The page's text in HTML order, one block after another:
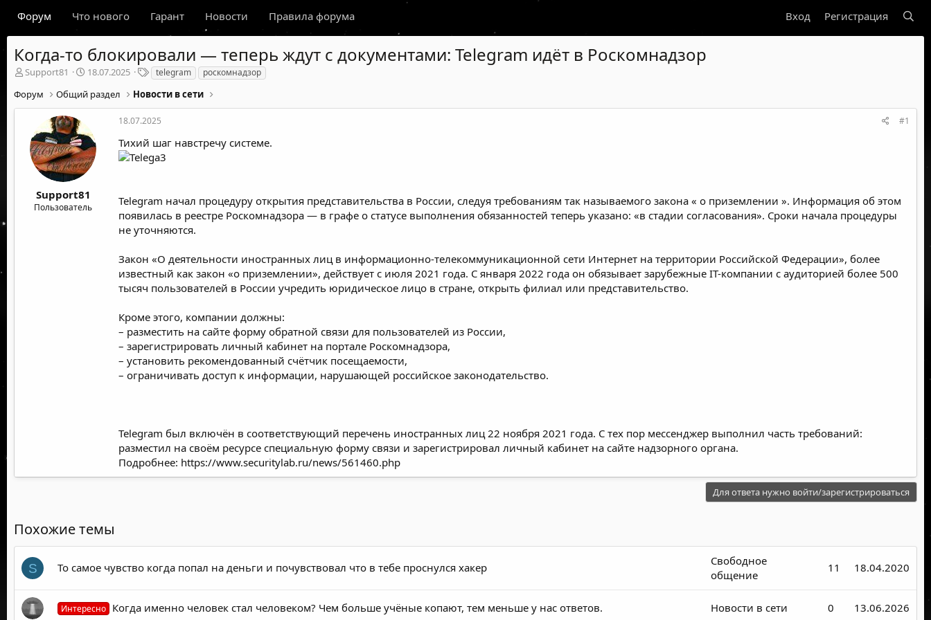
Форум Что нового Гарант Новости Правила форума Вход Регистрация
Когда-то блокировали — теперь ждут с документами: Telegram идёт в Роскомнадзор
А
т
о
м
Support81
Д
т
а
а
ч
а
л
18.07.2025
Т
е
г
и
telegram роскомнадзор
Форум Общий раздел Новости в сети
Support81
Пользователь
18.07.2025 #1
Тихий шаг навстречу системе.
Telegram начал процедуру открытия представительства в России, следуя требованиям так называемого закона « о приземлении ». Информация об этом
появилась в реестре Роскомнадзора — в графе о статусе выполнения обязанностей теперь указано: «в стадии согласования». Сроки начала процедуры
не уточняются.
Закон «О деятельности иностранных лиц в информационно-телекоммуникационной сети Интернет на территории Российской Федерации», более
известный как закон «о приземлении», действует с июля 2021 года. С января 2022 года он обязывает зарубежные IT-компании с аудиторией более 500
тысяч пользователей в России учредить юридическое лицо в стране, открыть филиал или представительство.
Кроме этого, компании должны:
– разместить на сайте форму обратной связи для пользователей из России,
– зарегистрировать личный кабинет на портале Роскомнадзора,
– установить рекомендованный счётчик посещаемости,
– ограничивать доступ к информации, нарушающей российское законодательство.
Telegram был включён в соответствующий перечень иностранных лиц 22 ноября 2021 года. С тех пор мессенджер выполнил часть требований:
разместил на своём ресурсе специальную форму связи и зарегистрировал личный кабинет на сайте надзорного органа.
Подробнее: https://www.securitylab.ru/news/561460.php
Для ответа нужно войти/зарегистрироваться
Похожие темы
S То самое чувство когда попал на деньги и почувствовал что в тебе проснулся хакер
Свободное
общение
11 18.04.2020
Интересно Когда именно человек стал человеком? Чем больше учёные копают, тем меньше у нас ответов. Новости в сети 0 13.06.2026